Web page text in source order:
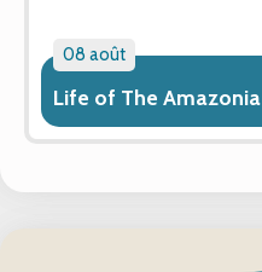
08 août
Life of The Amazonia